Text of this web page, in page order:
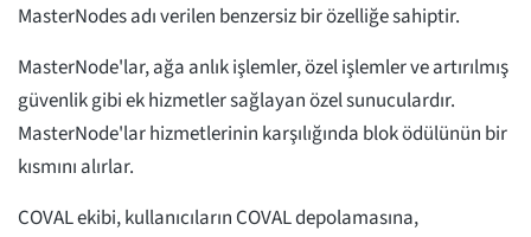
MasterNodes adı verilen benzersiz bir özelliğe sahiptir.
MasterNode'lar, ağa anlık işlemler, özel işlemler ve artırılmış
güvenlik gibi ek hizmetler sağlayan özel sunuculardır.
MasterNode'lar hizmetlerinin karşılığında blok ödülünün bir
kısmını alırlar.
COVAL ekibi, kullanıcıların COVAL depolamasına,